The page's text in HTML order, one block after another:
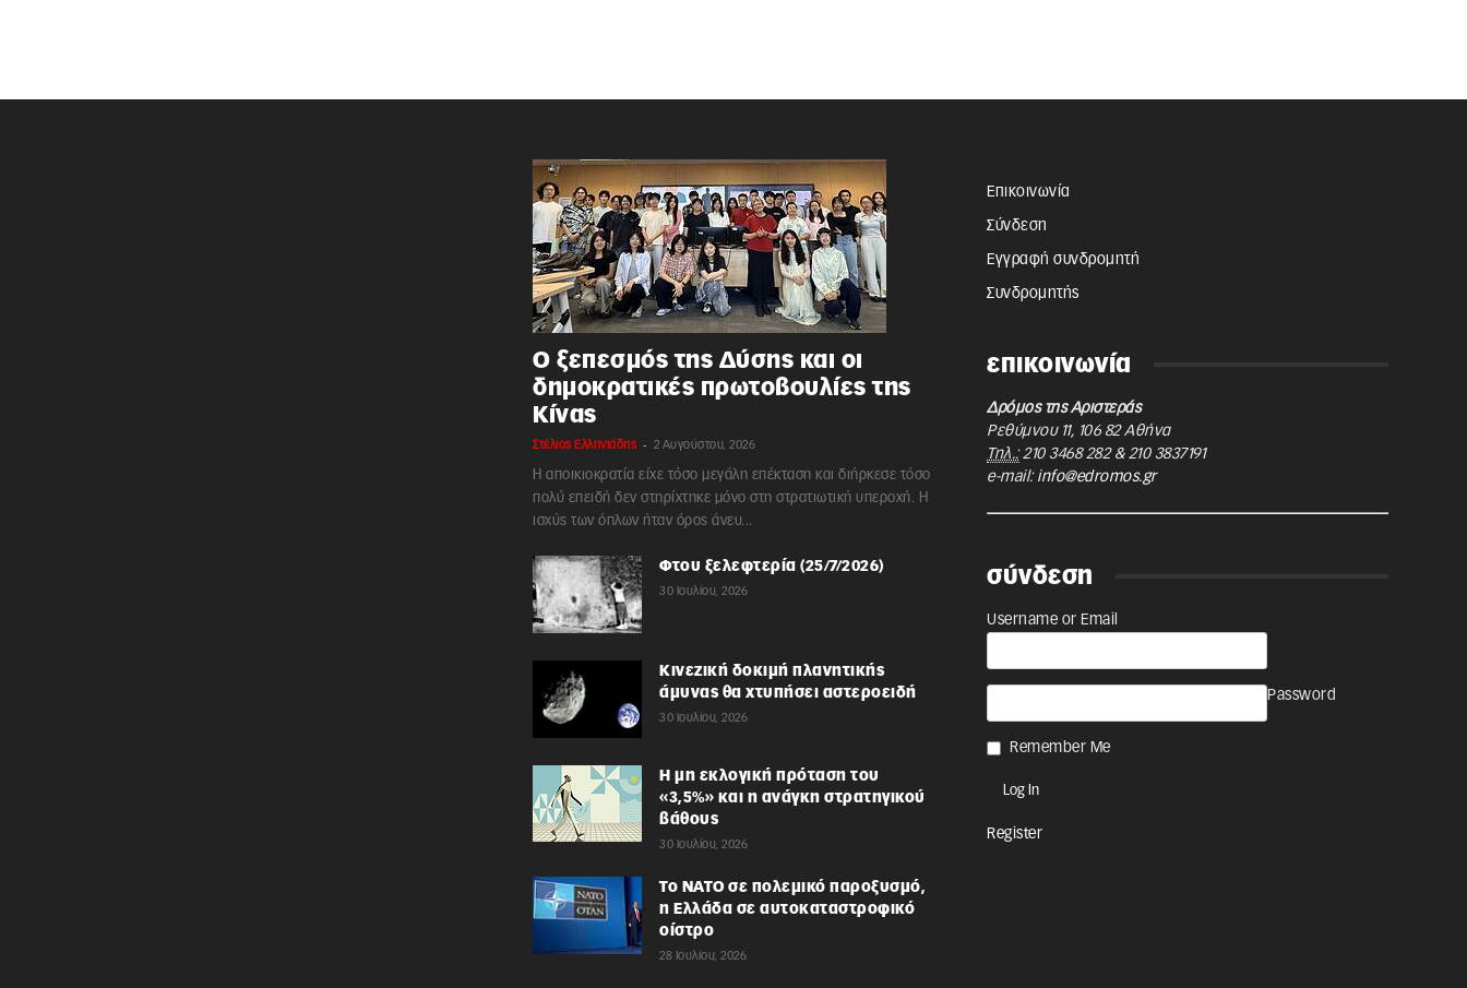
Ο ξεπεσμός της Δύσης και οι
δημοκρατικές πρωτοβουλίες της
Κίνας
Στέλιος Ελληνιάδης - 2 Αυγούστου, 2026
Η αποικιοκρατία είχε τόσο μεγάλη επέκταση και διήρκεσε τόσο
πολύ επειδή δεν στηρίχτηκε μόνο στη στρατιωτική υπεροχή. Η
ισχύς των όπλων ήταν όρος άνευ...
Φτου ξελεφτερία (25/7/2026)
30 Ιουλίου, 2026
Κινεζική δοκιμή πλανητικής
άμυνας θα χτυπήσει αστεροειδή
30 Ιουλίου, 2026
Η μη εκλογική πρόταση του
«3,5%» και η ανάγκη στρατηγικού
βάθους
30 Ιουλίου, 2026
Το ΝΑΤΟ σε πολεμικό παροξυσμό,
η Ελλάδα σε αυτοκαταστροφικό
οίστρο
28 Ιουλίου, 2026
Επικοινωνία
Σύνδεση
Εγγραφή συνδρομητή
Συνδρομητής
επικοινωνία
Δρόμος της Αριστεράς
Ρεθύμνου 11, 106 82 Αθήνα
Τηλ.: 210 3468 282& 210 3837191
e-mail: info@edromos.gr
σύνδεση
Username or Email
Password
Remember Me
Register